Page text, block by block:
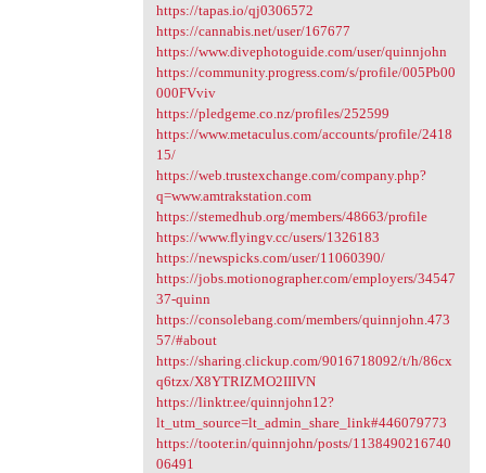
https://tapas.io/qj0306572
https://cannabis.net/user/167677
https://www.divephotoguide.com/user/quinnjohn
https://community.progress.com/s/profile/005Pb00
000FVviv
https://pledgeme.co.nz/profiles/252599
https://www.metaculus.com/accounts/profile/2418
15/
https://web.trustexchange.com/company.php?
q=www.amtrakstation.com
https://stemedhub.org/members/48663/profile
https://www.flyingv.cc/users/1326183
https://newspicks.com/user/11060390/
https://jobs.motionographer.com/employers/34547
37-quinn
https://consolebang.com/members/quinnjohn.473
57/#about
https://sharing.clickup.com/9016718092/t/h/86cx
q6tzx/X8YTRIZMO2IIIVN
https://linktr.ee/quinnjohn12?
lt_utm_source=lt_admin_share_link#446079773
https://tooter.in/quinnjohn/posts/1138490216740
06491